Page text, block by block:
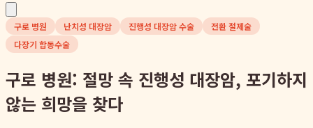
구로 병원 난치성 대장암 진행성 대장암 수술
전환 절제술
다장기 합동수술
구로 병원: 절망 속 진행성 대장암, 포기하지
않는 희망을 찾다